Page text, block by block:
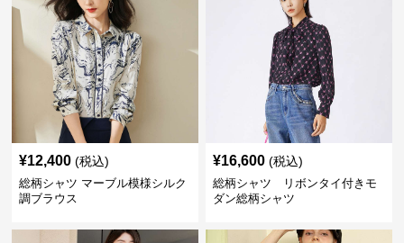
¥12,400 (税込)
総柄シャツ マーブル模様シルク
調ブラウス
¥16,600 (税込)
総柄シャツ リボンタイ付きモ
ダン総柄シャツ